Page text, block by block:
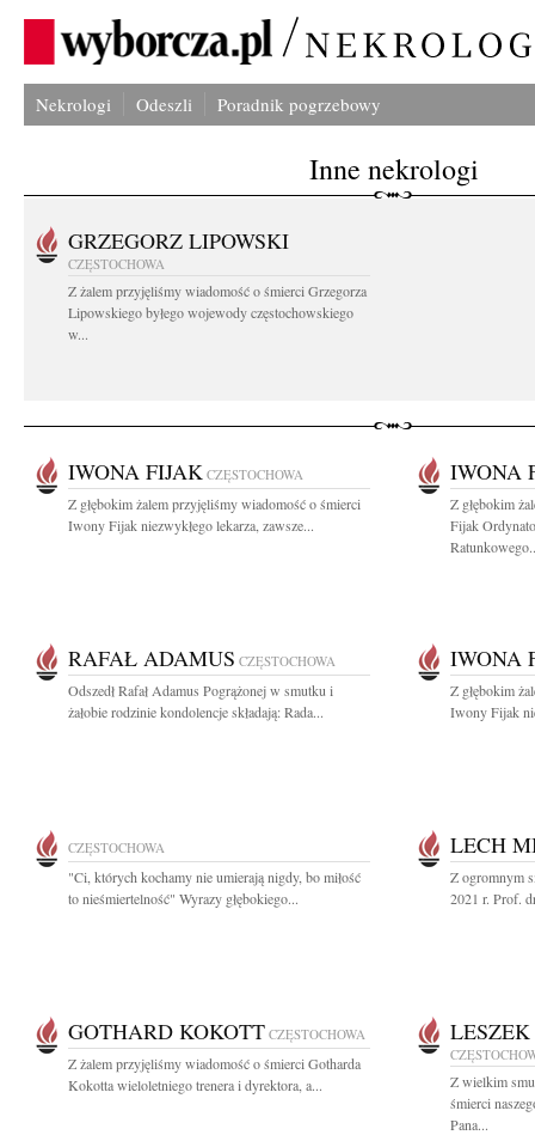
Nekrologi Odeszli Poradnik pogrzebowy
Inne nekrologi
GRZEGORZ LIPOWSKI
CZĘSTOCHOWA
Z żalem przyjęliśmy wiadomość o śmierci Grzegorza
Lipowskiego byłego wojewody częstochowskiego
w...
IWONA FIJAK CZĘSTOCHOWA
Z głębokim żalem przyjęliśmy wiadomość o śmierci
Iwony Fijak niezwykłego lekarza, zawsze...
IWONA
Z głębokim
Fijak
RAFAŁ ADAMUS CZĘSTOCHOWA
Odszedł Rafał Adamus Pogrążonej w smutku i
żałobie rodzinie kondolencje składają: Rada...
IWONA
Z głębokim
Iwony Fijak
CZĘSTOCHOWA
"Ci, których kochamy nie umierają nigdy, bo miłość
to nieśmiertelność" Wyrazy głębokiego...
LECH
Z ogromnym
2021 r. Prof.
GOTHARD KOKOTT CZĘSTOCHOWA
Z żalem przyjęliśmy wiadomość o śmierci Gotharda
Kokotta wieloletniego trenera i dyrektora, a...
Z wielkim
śmierci
Pana...